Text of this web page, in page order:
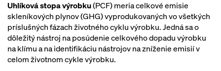
Uhlíková stopa výrobku(PCF) meria celkové emisie
skleníkových plynov (GHG) vyprodukovaných vo všetkých
príslušných fázach životného cyklu výrobku. Jedná sa o
dôležitý nástroj na posúdenie celkového dopadu výrobku
na klímu a na identifikáciu nástrojov na zníženie emisií v
celom životnom cykle výrobku.